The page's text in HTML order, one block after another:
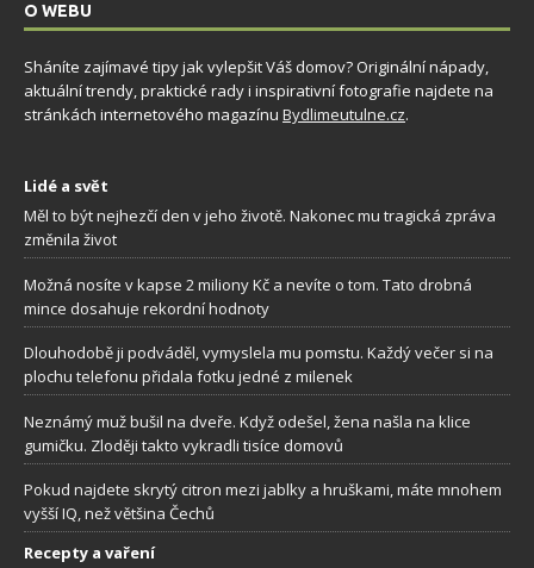
O WEBU
Sháníte zajímavé tipy jak vylepšit Váš domov? Originální nápady,
aktuální trendy, praktické rady i inspirativní fotografie najdete na
stránkách internetového magazínu Bydlimeutulne.cz.
Lidé a svět
Měl to být nejhezčí den v jeho životě. Nakonec mu tragická zpráva
změnila život
Možná nosíte v kapse 2 miliony Kč a nevíte o tom. Tato drobná
mince dosahuje rekordní hodnoty
Dlouhodobě ji podváděl, vymyslela mu pomstu. Každý večer si na
plochu telefonu přidala fotku jedné z milenek
Neznámý muž bušil na dveře. Když odešel, žena našla na klice
gumičku. Zloději takto vykradli tisíce domovů
Pokud najdete skrytý citron mezi jablky a hruškami, máte mnohem
vyšší IQ, než většina Čechů
Recepty a vaření